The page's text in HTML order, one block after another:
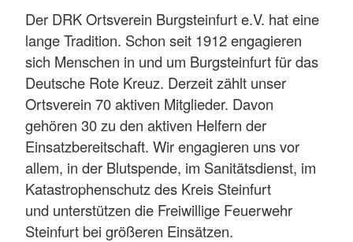
Der DRK Ortsverein Burgsteinfurt e.V. hat eine
lange Tradition. Schon seit 1912 engagieren
sich Menschen in und um Burgsteinfurt für das
Deutsche Rote Kreuz. Derzeit zählt unser
Ortsverein 70 aktiven Mitglieder. Davon
gehören 30 zu den aktiven Helfern der
Einsatzbereitschaft. Wir engagieren uns vor
allem, in der Blutspende, im Sanitätsdienst, im
Katastrophenschutz des Kreis Steinfurt
und unterstützen die Freiwillige Feuerwehr
Steinfurt bei größeren Einsätzen.